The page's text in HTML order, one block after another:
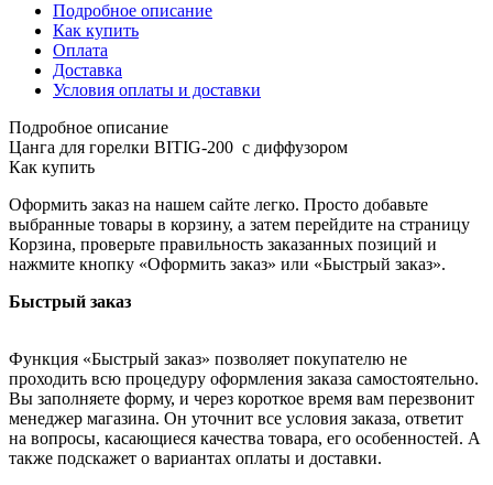
Подробное описание
Как купить
Оплата
Доставка
Условия оплаты и доставки
Подробное описание
Цанга для горелки BITIG-200 с диффузором
Как купить
Оформить заказ на нашем сайте легко. Просто добавьте
выбранные товары в корзину, а затем перейдите на страницу
Корзина, проверьте правильность заказанных позиций и
нажмите кнопку «Оформить заказ» или «Быстрый заказ».
Быстрый заказ
Функция «Быстрый заказ» позволяет покупателю не
проходить всю процедуру оформления заказа самостоятельно.
Вы заполняете форму, и через короткое время вам перезвонит
менеджер магазина. Он уточнит все условия заказа, ответит
на вопросы, касающиеся качества товара, его особенностей. А
также подскажет о вариантах оплаты и доставки.